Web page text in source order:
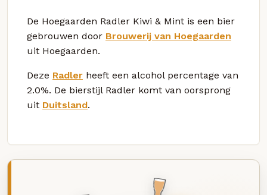
De Hoegaarden Radler Kiwi & Mint is een bier
gebrouwen door Brouwerij van Hoegaarden
uit Hoegaarden.
Deze Radler heeft een alcohol percentage van
2.0%. De bierstijl Radler komt van oorsprong
uit Duitsland.